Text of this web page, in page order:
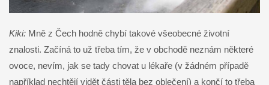
Kiki: Mně z Čech hodně chybí takové všeobecné životní
znalosti. Začíná to už třeba tím, že v obchodě neznám některé
ovoce, nevím, jak se tady chovat u lékaře (v žádném případě
například nechtějí vidět části těla bez oblečení) a končí to třeba